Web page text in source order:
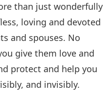
than just wonderfully
loving and devoted
and spouses. No
give them love and
protect and help you
and invisibly.